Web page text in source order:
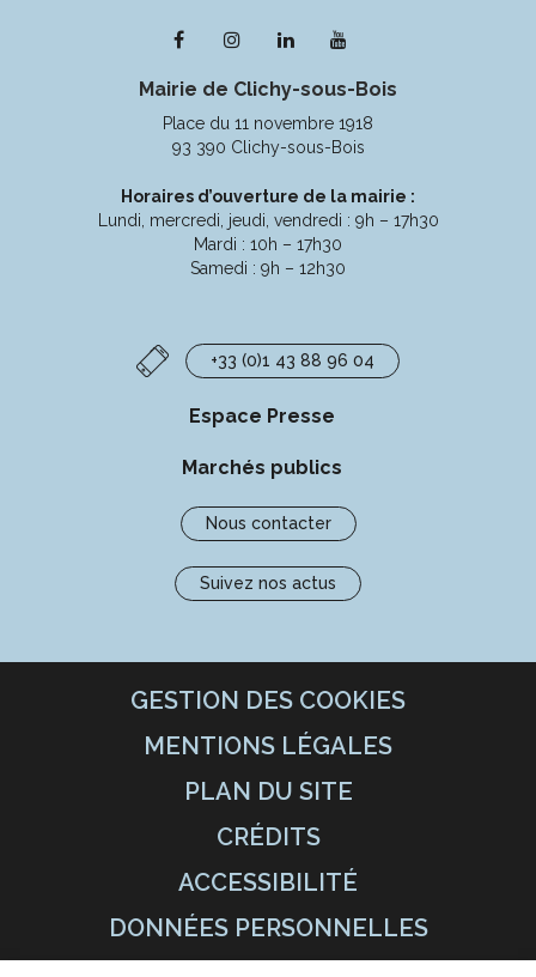
Lien
le
compte
Facebook
Lien
le
compte
Instagram
Lien
le
compte
Linkedin
la
chaîne
Youtube
Mairie de Clichy-sous-Bois
Place du 11 novembre 1918
93 390 Clichy-sous-Bois
Horaires d’ouverture de la mairie :
Lundi, mercredi, jeudi, vendredi : 9h – 17h30
Mardi : 10h – 17h30
Samedi : 9h – 12h30
+33 (0)1 43 88 96 04
Espace Presse
Marchés publics
Nous contacter
Suivez nos actus
GESTION DES COOKIES
MENTIONS LÉGALES
PLAN DU SITE
CRÉDITS
ACCESSIBILITÉ
DONNÉES PERSONNELLES